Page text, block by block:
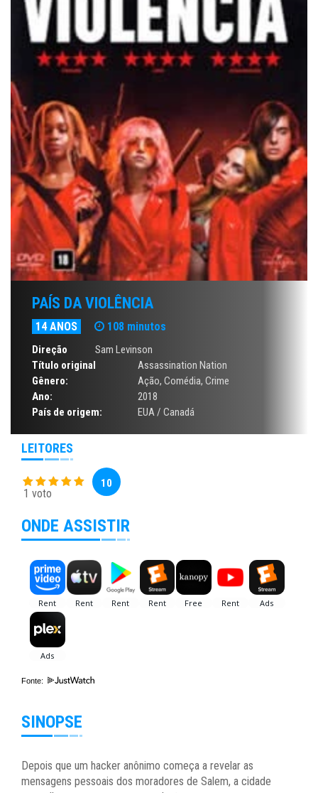
PAÍS DA VIOLÊNCIA
14 ANOS 108 minutos
Direção
Sam Levinson
Título original
Assassination Nation
Gênero:
Ação, Comédia, Crime
Ano:
2018
País de origem:
EUA / Canadá
LEITORES
1 voto
10
ONDE ASSISTIR
Fonte:
SINOPSE
Depois que um hacker anônimo começa a revelar as
mensagens pessoais dos moradores de Salem, a cidade